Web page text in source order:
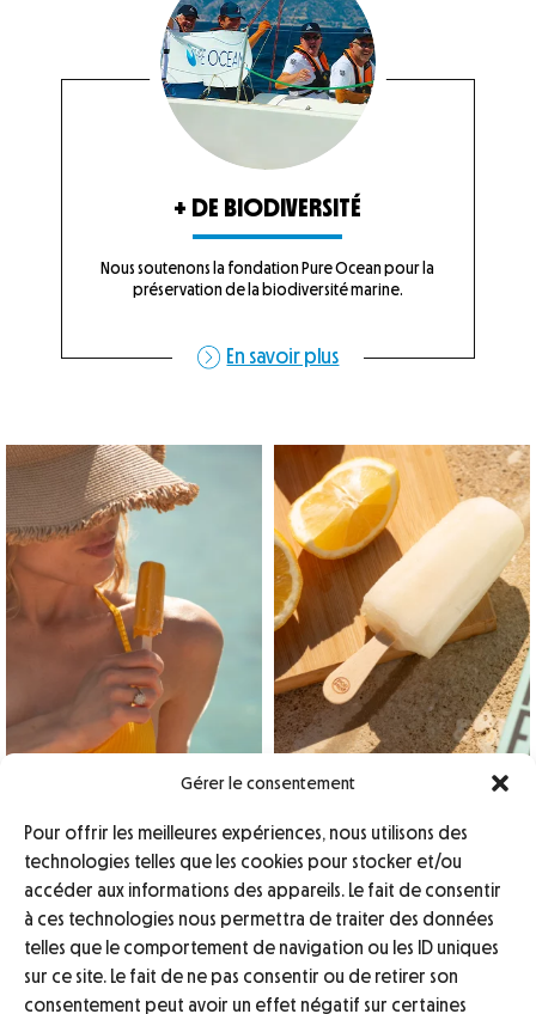
Gérer le consentement
Pour offrir les meilleures expériences, nous utilisons des
technologies telles que les cookies pour stocker et/ou
accéder aux informations des appareils. Le fait de consentir
à ces technologies nous permettra de traiter des données
telles que le comportement de navigation ou les ID uniques
sur ce site. Le fait de ne pas consentir ou de retirer son
consentement peut avoir un effet négatif sur certaines
+ DE BIODIVERSITÉ
Nous soutenons la fondation Pure Ocean pour la
préservation de la biodiversité marine.
En savoir plus
de bain à son Pop Fruit…
Août 1
Le Pop Fruit Citron, l’un de vos préférés 💛
...
Juil 30
INSTAGRAM
@popfruit.sorbet
TIKTOK
@popfruit.sorbet